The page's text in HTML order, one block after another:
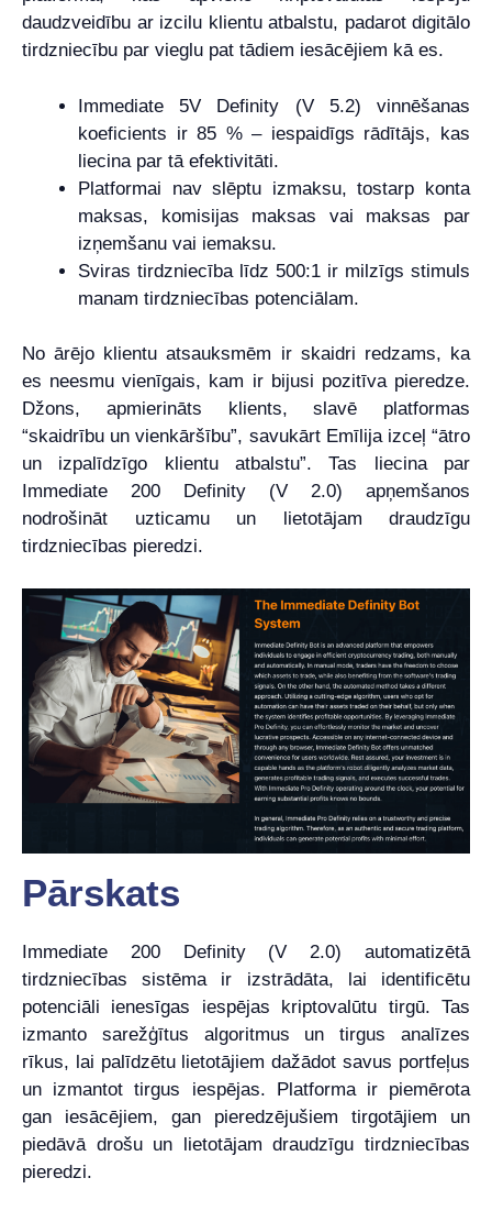
daudzveidību ar izcilu klientu atbalstu, padarot digitālo
tirdzniecību par vieglu pat tādiem iesācējiem kā es.
Immediate 5V Definity (V 5.2) vinnēšanas
koeficients ir 85 % – iespaidīgs rādītājs, kas
liecina par tā efektivitāti.
Platformai nav slēptu izmaksu, tostarp konta
maksas, komisijas maksas vai maksas par
izņemšanu vai iemaksu.
Sviras tirdzniecība līdz 500:1 ir milzīgs stimuls
manam tirdzniecības potenciālam.
No ārējo klientu atsauksmēm ir skaidri redzams, ka
es neesmu vienīgais, kam ir bijusi pozitīva pieredze.
Džons, apmierināts klients, slavē platformas
“skaidrību un vienkāršību”, savukārt Emīlija izceļ “ātro
un izpalīdzīgo klientu atbalstu”. Tas liecina par
Immediate 200 Definity (V 2.0) apņemšanos
nodrošināt uzticamu un lietotājam draudzīgu
tirdzniecības pieredzi.
Pārskats
Immediate 200 Definity (V 2.0) automatizētā
tirdzniecības sistēma ir izstrādāta, lai identificētu
potenciāli ienesīgas iespējas kriptovalūtu tirgū. Tas
izmanto sarežģītus algoritmus un tirgus analīzes
rīkus, lai palīdzētu lietotājiem dažādot savus portfeļus
un izmantot tirgus iespējas. Platforma ir piemērota
gan iesācējiem, gan pieredzējušiem tirgotājiem un
piedāvā drošu un lietotājam draudzīgu tirdzniecības
pieredzi.